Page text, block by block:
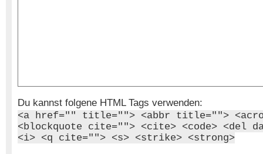
Du kannst folgene HTML Tags verwenden:
<a href="" title=""> <abbr title="">
<blockquote cite=""> <cite> <code> <del
<i> <q cite=""> <s> <strike> <strong>